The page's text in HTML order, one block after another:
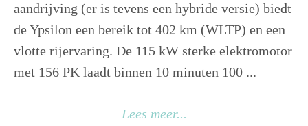
aandrijving (er is tevens een hybride versie) biedt
de Ypsilon een bereik tot 402 km (WLTP) en een
vlotte rijervaring. De 115 kW sterke elektromotor
met 156 PK laadt binnen 10 minuten 100 ...
Lees meer...